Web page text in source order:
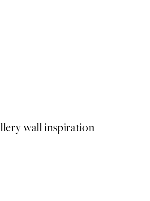
wall inspiration